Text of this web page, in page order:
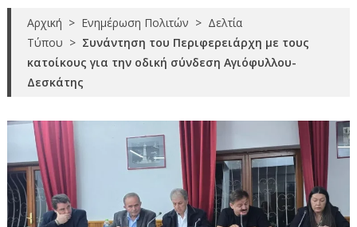
Αρχική > Ενημέρωση Πολιτών > Δελτία
Τύπου > Συνάντηση του Περιφερειάρχη με τους
κατοίκους για την οδική σύνδεση Αγιόφυλλου-
Δεσκάτης